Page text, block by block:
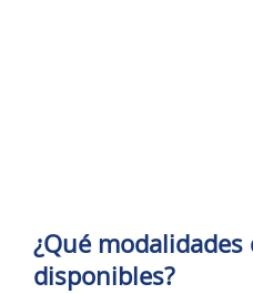
¿Qué
disponibles?